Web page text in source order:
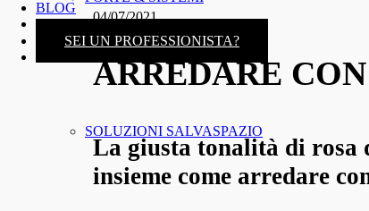
SOLUZIONI SALVASPAZIO
BLOG
CONTATTI
SEI UN PROFESSIONISTA?
04/07/2021
ARREDARE
La giusta tonalità di rosa
insieme come arredare